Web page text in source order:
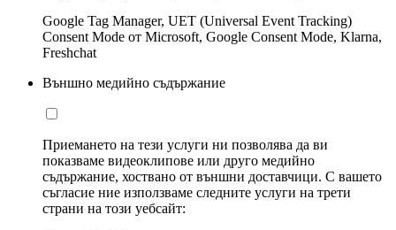
Google Tag Manager, UET (Universal Event Tracking)
Consent Mode от Microsoft, Google Consent Mode, Klarna,
Freshchat
Външно медийно съдържание
Приемането на тези услуги ни позволява да ви
показваме видеоклипове или друго медийно
съдържание, хоствано от външни доставчици. С вашето
съгласие ние използваме следните услуги на трети
страни на този уебсайт: